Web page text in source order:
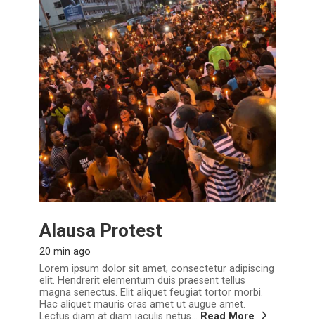
Alausa Protest
20 min ago
Lorem ipsum dolor sit amet, consectetur adipiscing
elit. Hendrerit elementum duis praesent tellus
magna senectus. Elit aliquet feugiat tortor morbi.
Hac aliquet mauris cras amet ut augue amet.
Lectus diam at diam iaculis netus... Read More